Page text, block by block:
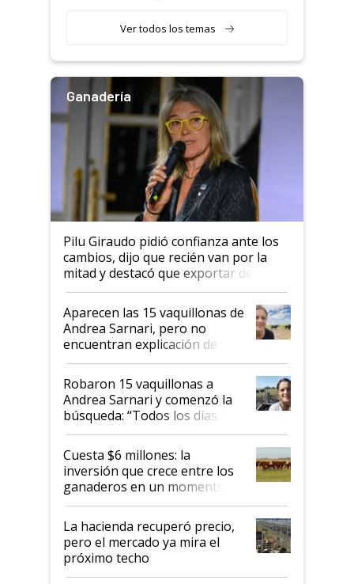
variedades que marcan un
salto tecnológico en genética y
Ver todos los temas
Ganadería
Pilu Giraudo pidió confianza ante los
cambios, dijo que recién van por la
mitad y destacó que exportar dejó de
ser "para unos pocos": "Tenemos un
mandato muy claro del gobierno
nacional"
Aparecen las 15 vaquillonas de
Andrea Sarnari, pero no
encuentran explicación de
cómo llegaron allí
Robaron 15 vaquillonas a
Andrea Sarnari y comenzó la
búsqueda: “Todos los días le
toca a algún productor”
Cuesta $6 millones: la
inversión que crece entre los
ganaderos en un momento
histórico para la actividad
La hacienda recuperó precio,
pero el mercado ya mira el
próximo techo